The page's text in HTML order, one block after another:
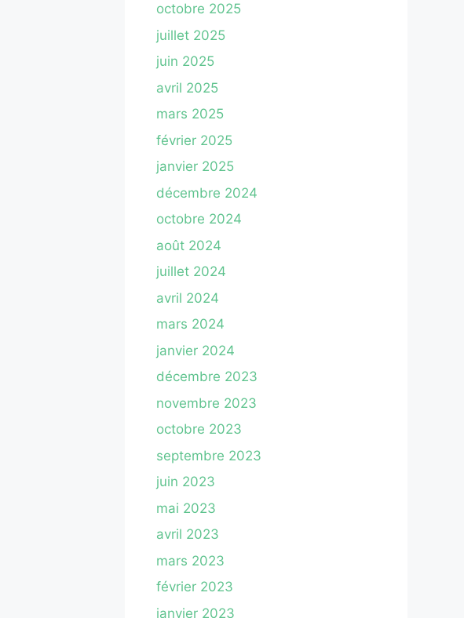
octobre 2025
juillet 2025
juin 2025
avril 2025
mars 2025
février 2025
janvier 2025
décembre 2024
octobre 2024
août 2024
juillet 2024
avril 2024
mars 2024
janvier 2024
décembre 2023
novembre 2023
octobre 2023
septembre 2023
juin 2023
mai 2023
avril 2023
mars 2023
février 2023
janvier 2023